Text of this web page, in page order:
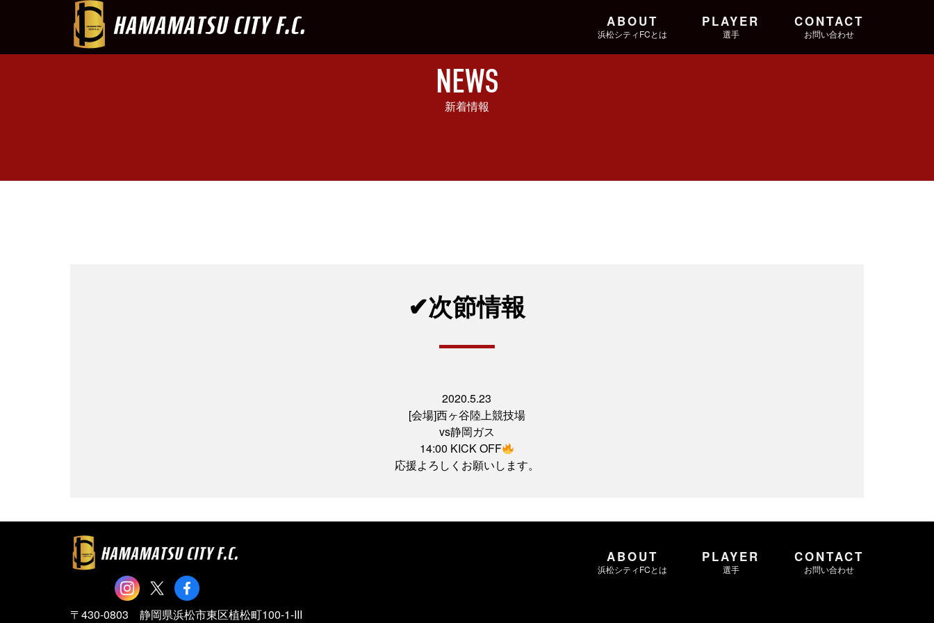
ABOUT
浜松シティFCとは
PLAYER
選手
CONTACT
お問い合わせ
NEWS
新着情報
✔︎次節情報
2020.5.23
[会場]西ヶ谷陸上競技場
vs静岡ガス
14:00 KICK OFF
応援よろしくお願いします。
〒430-0803 静岡県浜松市東区植松町100-1-III
ABOUT
浜松シティFCとは
PLAYER
選手
CONTACT
お問い合わせ